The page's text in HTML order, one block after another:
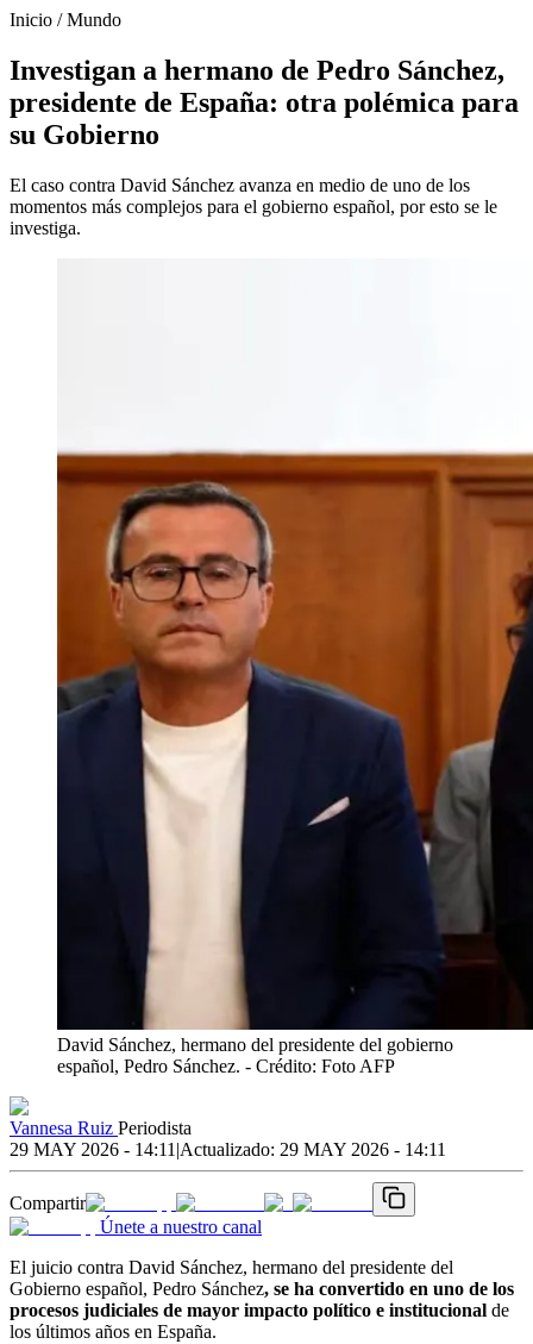
Inicio /Mundo
Investigan a hermano de Pedro Sánchez,
presidente de España: otra polémica para
su Gobierno
El caso contra David Sánchez avanza en medio de uno de los
momentos más complejos para el gobierno español, por esto se le
investiga.
David Sánchez, hermano del presidente del gobierno
español, Pedro Sánchez. - Crédito: Foto AFP
Vannesa Ruiz Periodista
29 MAY 2026 - 14:11 |Actualizado: 29 MAY 2026 - 14:11
Compartir
Únete a nuestro canal
El juicio contra David Sánchez, hermano del presidente del
Gobierno español, Pedro Sánchez, se ha convertido en uno de los
procesos judiciales de mayor impacto político e institucional de
los últimos años en España.